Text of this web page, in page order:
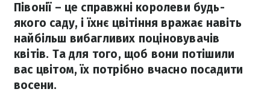
Півонії – це справжні королеви будь-
якого саду, і їхнє цвітіння вражає навіть
найбільш вибагливих поціновувачів
квітів. Та для того, щоб вони потішили
вас цвітом, їх потрібно вчасно посадити
восени.